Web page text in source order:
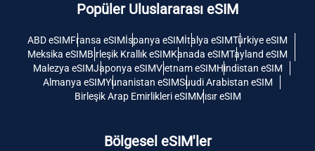
Popüler Uluslararası eSIM
ABD eSIMFransa eSIMİspanya eSIMİtalya eSIMTürkiye eSIM
Meksika eSIMBirleşik Krallık eSIMKanada eSIMTayland eSIM
Malezya eSIMJaponya eSIMVietnam eSIMHindistan eSIM
Almanya eSIMYunanistan eSIMSuudi Arabistan eSIM
Birleşik Arap Emirlikleri eSIMMısır eSIM
Bölgesel eSIM'ler